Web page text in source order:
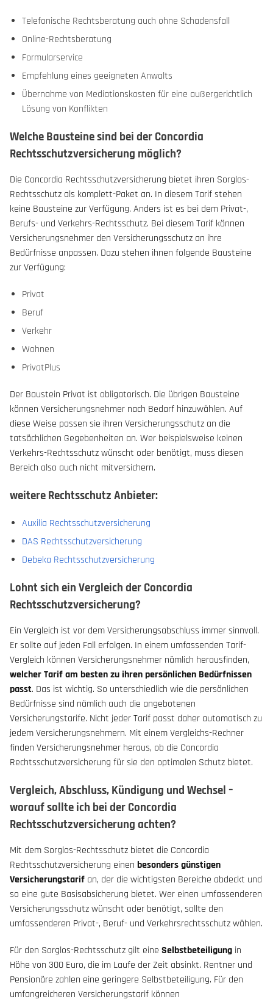
Telefonische Rechtsberatung auch ohne Schadensfall
Online-Rechtsberatung
Formularservice
Empfehlung eines geeigneten Anwalts
Übernahme von Mediationskosten für eine außergerichtlich
Lösung von Konflikten
Welche Bausteine sind bei der Concordia
Rechtsschutzversicherung möglich?
Die Concordia Rechtsschutzversicherung bietet ihren Sorglos-
Rechtsschutz als komplett-Paket an. In diesem Tarif stehen
keine Bausteine zur Verfügung. Anders ist es bei dem Privat-,
Berufs- und Verkehrs-Rechtsschutz. Bei diesem Tarif können
Versicherungsnehmer den Versicherungsschutz an ihre
Bedürfnisse anpassen. Dazu stehen ihnen folgende Bausteine
zur Verfügung:
Privat
Beruf
Verkehr
Wohnen
PrivatPlus
Der Baustein Privat ist obligatorisch. Die übrigen Bausteine
können Versicherungsnehmer nach Bedarf hinzuwählen. Auf
diese Weise passen sie ihren Versicherungsschutz an die
tatsächlichen Gegebenheiten an. Wer beispielsweise keinen
Verkehrs-Rechtsschutz wünscht oder benötigt, muss diesen
Bereich also auch nicht mitversichern.
weitere Rechtsschutz Anbieter:
Auxilia Rechtsschutzversicherung
DAS Rechtsschutzversicherung
Debeka Rechtsschutzversicherung
Lohnt sich ein Vergleich der Concordia
Rechtsschutzversicherung?
Ein Vergleich ist vor dem Versicherungsabschluss immer sinnvoll.
Er sollte auf jeden Fall erfolgen. In einem umfassenden Tarif-
Vergleich können Versicherungsnehmer nämlich herausfinden,
welcher Tarif am besten zu ihren persönlichen Bedürfnissen
passt. Das ist wichtig. So unterschiedlich wie die persönlichen
Bedürfnisse sind nämlich auch die angebotenen
Versicherungstarife. Nicht jeder Tarif passt daher automatisch zu
jedem Versicherungsnehmern. Mit einem Vergleichs-Rechner
finden Versicherungsnehmer heraus, ob die Concordia
Rechtsschutzversicherung für sie den optimalen Schutz bietet.
Vergleich, Abschluss, Kündigung und Wechsel –
worauf sollte ich bei der Concordia
Rechtsschutzversicherung achten?
Mit dem Sorglos-Rechtsschutz bietet die Concordia
Rechtsschutzversicherung einen besonders günstigen
Versicherungstarif an, der die wichtigsten Bereiche abdeckt und
so eine gute Basisabsicherung bietet. Wer einen umfassenderen
Versicherungsschutz wünscht oder benötigt, sollte den
umfassenderen Privat-, Beruf- und Verkehrsrechtsschutz wählen.
Für den Sorglos-Rechtsschutz gilt eine Selbstbeteiligung in
Höhe von 300 Euro, die im Laufe der Zeit absinkt. Rentner und
Pensionäre zahlen eine geringere Selbstbeteiligung. Für den
umfangreicheren Versicherungstarif können